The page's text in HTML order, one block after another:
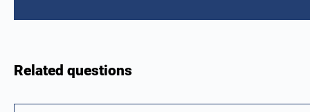
Related questions